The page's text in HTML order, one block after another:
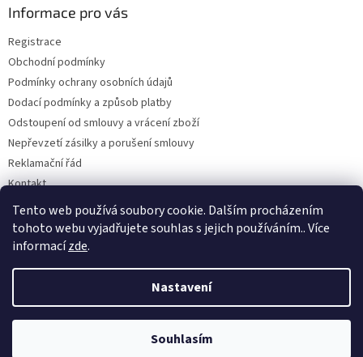
Tento web používá soubory cookie. Dalším procházením
tohoto webu vyjadřujete souhlas s jejich používáním.. Více
informacízde.
Nastavení
Souhlasím
Informace pro vás
Registrace
Obchodní podmínky
Podmínky ochrany osobních údajů
Dodací podmínky a způsob platby
Odstoupení od smlouvy a vrácení zboží
Nepřevzetí zásilky a porušení smlouvy
Reklamační řád
Kontakt
Napište nám
Copyright 2026Dobirkov.cz. Všechna práva vyhrazena.Upravit
nastavení cookies